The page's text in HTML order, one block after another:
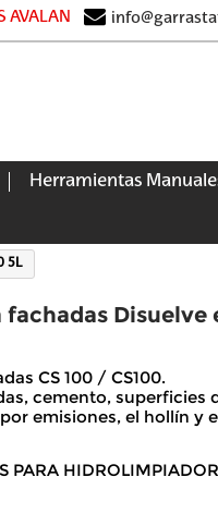
AVALAN
Herramientas
5L
Disuelve
CS 100 / CS100.
cemento, superficies
emisiones, el hollín y
PARA